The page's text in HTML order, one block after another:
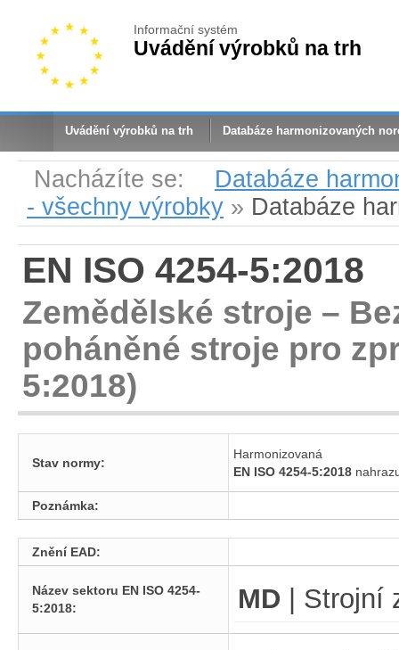
Informační systém
Uvádění výrobků na trh
Uvádění výrobků na trh Databáze harmonizovaných
Nacházíte se:
Databáze
- všechny výrobky » Databáze
EN ISO 4254-5:2018
Zemědělské stroje –
poháněné stroje pro
5:2018)
Stav normy:
Harmonizovaná
EN ISO 4254-5:2018
Poznámka:
Znění EAD:
Název sektoru EN ISO 4254-
5:2018:
MD | Strojní